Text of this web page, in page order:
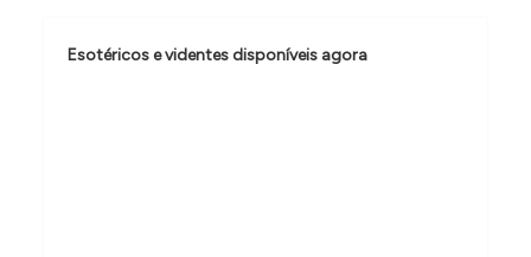
d
Esotéricos e videntes disponíveis agora